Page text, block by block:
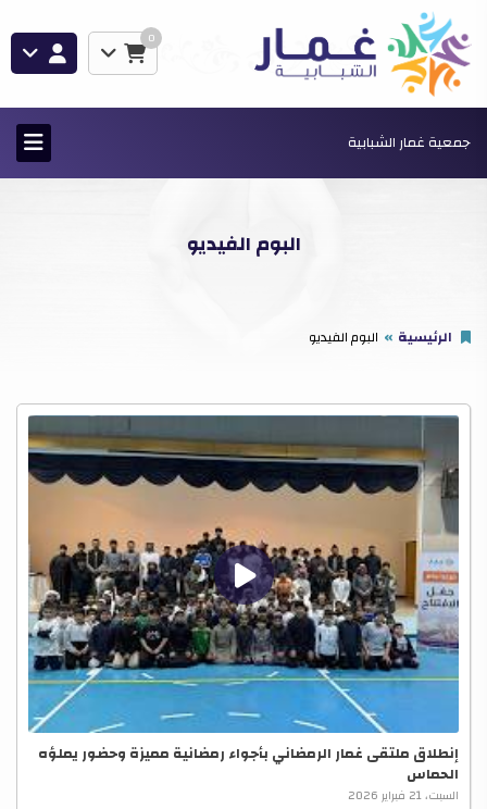
0
جمعية غمار الشبابية
البوم الفيديو
الرئيسية البوم الفيديو
إنطلاق ملتقى غمار الرمضاني بأجواء رمضانية مميزة وحضور يملؤه
الحماس
السبت، 21 فبراير 2026